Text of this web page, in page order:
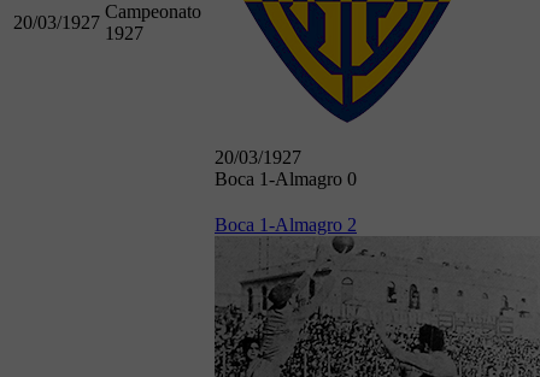
20/03/1927
Campeonato
1927
20/03/1927
Boca 1-Almagro 0
Boca 1-Almagro 2